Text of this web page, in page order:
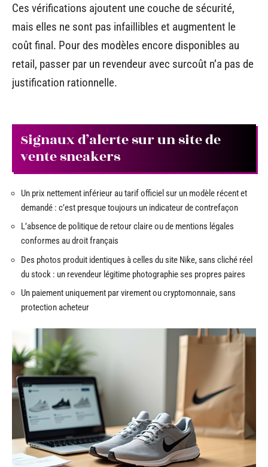
Ces vérifications ajoutent une couche de sécurité,
mais elles ne sont pas infaillibles et augmentent le
coût final. Pour des modèles encore disponibles au
retail, passer par un revendeur avec surcoût n’a pas de
justification rationnelle.
Signaux d’alerte sur un site de
vente sneakers
Un prix nettement inférieur au tarif officiel sur un modèle récent et
demandé : c’est presque toujours un indicateur de contrefaçon
L’absence de politique de retour claire ou de mentions légales
conformes au droit français
Des photos produit identiques à celles du site Nike, sans cliché réel
du stock : un revendeur légitime photographie ses propres paires
Un paiement uniquement par virement ou cryptomonnaie, sans
protection acheteur